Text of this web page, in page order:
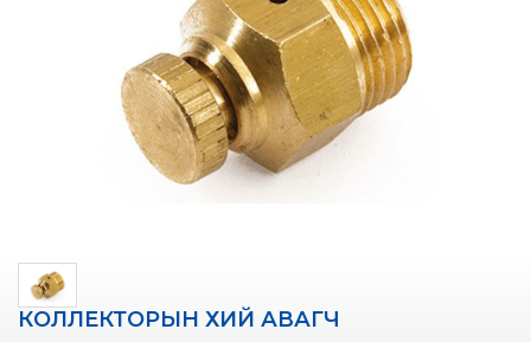
КОЛЛЕКТОРЫН ХИЙ АВАГЧ